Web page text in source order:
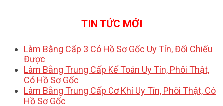
TIN TỨC MỚI
Làm Bằng Cấp 3 Có Hồ Sơ Gốc Uy Tín, Đối Chiếu
Được
Làm Bằng Trung Cấp Kế Toán Uy Tín, Phôi Thật,
Có Hồ Sơ Gốc
Làm Bằng Trung Cấp Cơ Khí Uy Tín, Phôi Thật, Có
Hồ Sơ Gốc